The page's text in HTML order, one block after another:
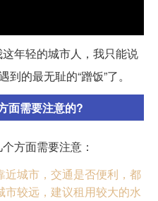
年轻的城市人，我只能说
的最无耻的“蹭饭”了。
面需要注意的?
方面需要注意：
城市，交通是否便利，都
较远，建议租用较大的水